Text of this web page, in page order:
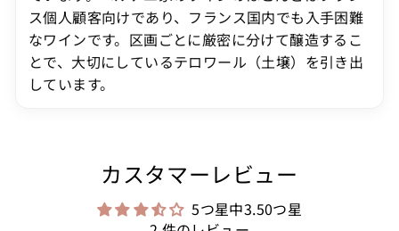
ス個人顧客向けであり、フランス国内でも入手困難
なワインです。区画ごとに厳密に分けて醸造するこ
とで、大切にしているテロワール（土壌）を引き出
しています。
カスタマーレビュー
5つ星中3.50つ星